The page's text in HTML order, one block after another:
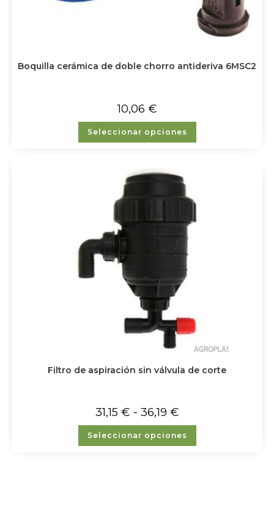
Boquilla cerámica de doble chorro antideriva 6MSC2
10,06 €
Seleccionar opciones
Filtro de aspiración sin válvula de corte
31,15 € - 36,19 €
Seleccionar opciones